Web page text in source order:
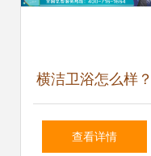
横洁卫浴怎么样？
产品质量与价格深
查看详情